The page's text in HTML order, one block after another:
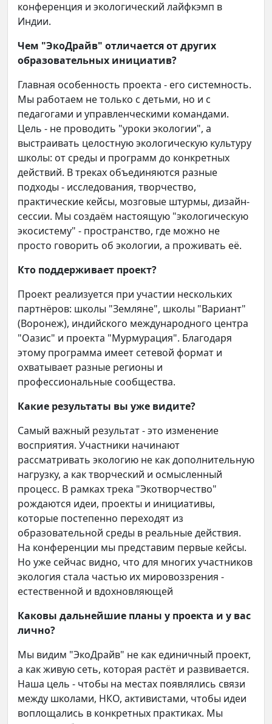
конференция и экологический лайфкэмп в
Индии.
Чем "ЭкоДрайв" отличается от других
образовательных инициатив?
Главная особенность проекта - его системность.
Мы работаем не только с детьми, но и с
педагогами и управленческими командами.
Цель - не проводить "уроки экологии", а
выстраивать целостную экологическую культуру
школы: от среды и программ до конкретных
действий. В треках объединяются разные
подходы - исследования, творчество,
практические кейсы, мозговые штурмы, дизайн-
сессии. Мы создаём настоящую "экологическую
экосистему" - пространство, где можно не
просто говорить об экологии, а проживать её.
Кто поддерживает проект?
Проект реализуется при участии нескольких
партнёров: школы "Земляне", школы "Вариант"
(Воронеж), индийского международного центра
"Оазис" и проекта "Мурмурация". Благодаря
этому программа имеет сетевой формат и
охватывает разные регионы и
профессиональные сообщества.
Какие результаты вы уже видите?
Самый важный результат - это изменение
восприятия. Участники начинают
рассматривать экологию не как дополнительную
нагрузку, а как творческий и осмысленный
процесс. В рамках трека "Экотворчество"
рождаются идеи, проекты и инициативы,
которые постепенно переходят из
образовательной среды в реальные действия.
На конференции мы представим первые кейсы.
Но уже сейчас видно, что для многих участников
экология стала частью их мировоззрения -
естественной и вдохновляющей
Каковы дальнейшие планы у проекта и у вас
лично?
Мы видим "ЭкоДрайв" не как единичный проект,
а как живую сеть, которая растёт и развивается.
Наша цель - чтобы на местах появлялись связи
между школами, НКО, активистами, чтобы идеи
воплощались в конкретных практиках. Мы